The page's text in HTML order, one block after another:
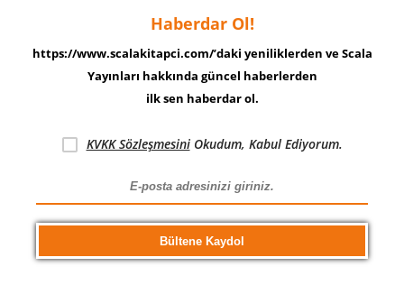
Haberdar Ol!
https://www.scalakitapci.com/’daki yeniliklerden ve Scala
Yayınları hakkında güncel haberlerden
ilk sen haberdar ol.
KVKK SözleşmesiniOkudum, Kabul Ediyorum.